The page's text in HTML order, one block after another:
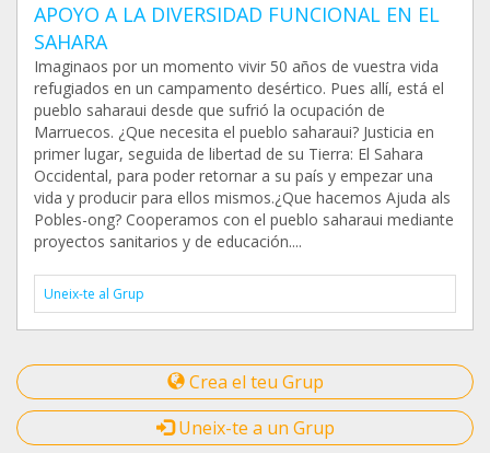
APOYO A LA DIVERSIDAD FUNCIONAL EN EL
SAHARA
Imaginaos por un momento vivir 50 años de vuestra vida
refugiados en un campamento desértico. Pues allí, está el
pueblo saharaui desde que sufrió la ocupación de
Marruecos. ¿Que necesita el pueblo saharaui? Justicia en
primer lugar, seguida de libertad de su Tierra: El Sahara
Occidental, para poder retornar a su país y empezar una
vida y producir para ellos mismos.¿Que hacemos Ajuda als
Pobles-ong? Cooperamos con el pueblo saharaui mediante
proyectos sanitarios y de educación....
Uneix-te al Grup
Crea el teu Grup
Uneix-te a un Grup